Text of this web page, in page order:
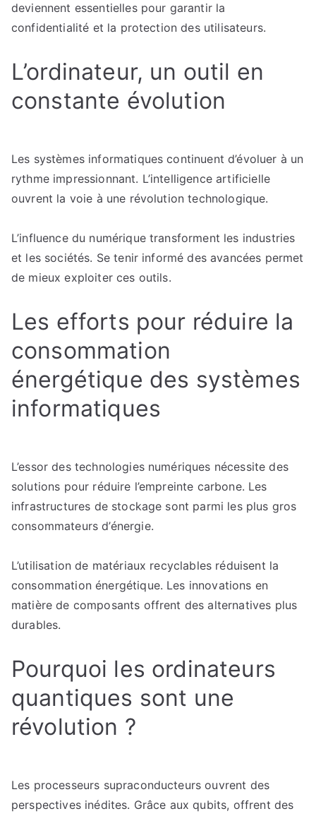
deviennent essentielles pour garantir la
confidentialité et la protection des utilisateurs.
L’ordinateur, un outil en
constante évolution
Les systèmes informatiques continuent d’évoluer à un
rythme impressionnant. L’intelligence artificielle
ouvrent la voie à une révolution technologique.
L’influence du numérique transforment les industries
et les sociétés. Se tenir informé des avancées permet
de mieux exploiter ces outils.
Les efforts pour réduire la
consommation
énergétique des systèmes
informatiques
L’essor des technologies numériques nécessite des
solutions pour réduire l’empreinte carbone. Les
infrastructures de stockage sont parmi les plus gros
consommateurs d’énergie.
L’utilisation de matériaux recyclables réduisent la
consommation énergétique. Les innovations en
matière de composants offrent des alternatives plus
durables.
Pourquoi les ordinateurs
quantiques sont une
révolution ?
Les processeurs supraconducteurs ouvrent des
perspectives inédites. Grâce aux qubits, offrent des